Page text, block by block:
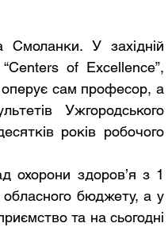
Смоланки. У західній
“Centers of Excellence”,
оперує сам професор, а
Ужгородського
років робочого
охорони здоров’я з 1
обласного бюджету, а у
та на сьогодні